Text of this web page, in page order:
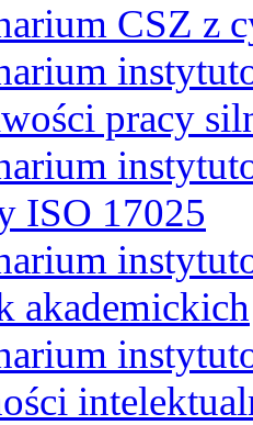
CSZ z
pracy
ISO 17025
akademickich